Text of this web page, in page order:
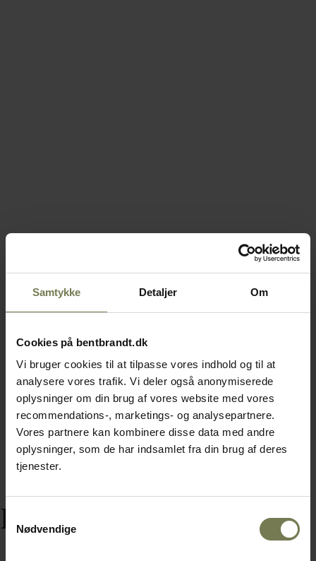
Samtykke Detaljer Om
Cookies på bentbrandt.dk
Vi bruger cookies til at tilpasse vores indhold og til at
analysere vores trafik. Vi deler også anonymiserede
oplysninger om din brug af vores website med vores
recommendations-, marketings- og analysepartnere.
Vores partnere kan kombinere disse data med andre
oplysninger, som de har indsamlet fra din brug af deres
tjenester.
Nødvendige
Relaterede varer